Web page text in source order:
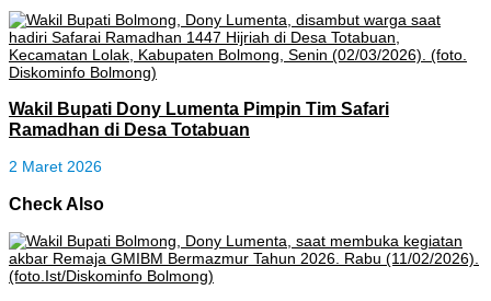
Wakil Bupati Dony Lumenta Pimpin Tim Safari
Ramadhan di Desa Totabuan
2 Maret 2026
Check Also